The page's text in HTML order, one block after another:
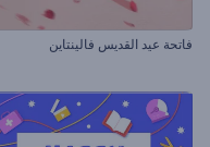
فاتحة عيد القديس فالينتاين